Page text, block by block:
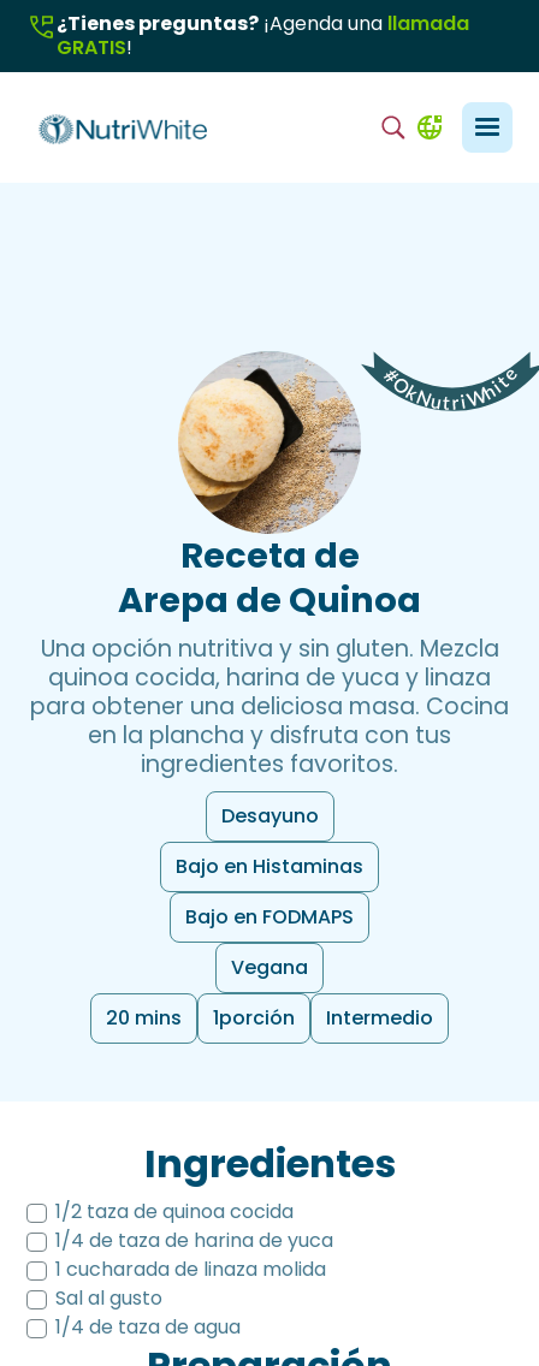
¿Tienes preguntas? ¡Agenda una llamada
GRATIS!
Receta de
Arepa de Quinoa
Una opción nutritiva y sin gluten. Mezcla
quinoa cocida, harina de yuca y linaza
para obtener una deliciosa masa. Cocina
en la plancha y disfruta con tus
ingredientes favoritos.
Desayuno
Bajo en Histaminas
Bajo en FODMAPS
Vegana
20 mins
1porción Intermedio
Ingredientes
1/2 taza de quinoa cocida
1/4 de taza de harina de yuca
1 cucharada de linaza molida
Sal al gusto
1/4 de taza de agua